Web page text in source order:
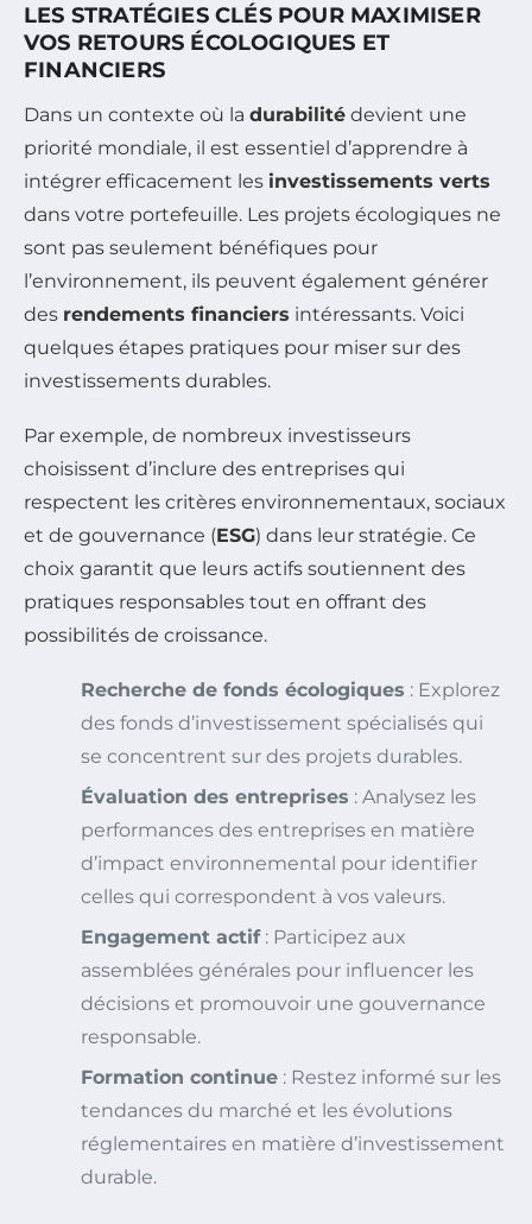
LES STRATÉGIES CLÉS POUR MAXIMISER
VOS RETOURS ÉCOLOGIQUES ET
FINANCIERS
Dans un contexte où la durabilité devient une
priorité mondiale, il est essentiel d’apprendre à
intégrer efficacement les investissements verts
dans votre portefeuille. Les projets écologiques ne
sont pas seulement bénéfiques pour
l’environnement, ils peuvent également générer
des rendements financiers intéressants. Voici
quelques étapes pratiques pour miser sur des
investissements durables.
Par exemple, de nombreux investisseurs
choisissent d’inclure des entreprises qui
respectent les critères environnementaux, sociaux
et de gouvernance (ESG) dans leur stratégie. Ce
choix garantit que leurs actifs soutiennent des
pratiques responsables tout en offrant des
possibilités de croissance.
Recherche de fonds écologiques : Explorez
des fonds d’investissement spécialisés qui
se concentrent sur des projets durables.
Évaluation des entreprises : Analysez les
performances des entreprises en matière
d’impact environnemental pour identifier
celles qui correspondent à vos valeurs.
Engagement actif: Participez aux
assemblées générales pour influencer les
décisions et promouvoir une gouvernance
responsable.
Formation continue : Restez informé sur les
tendances du marché et les évolutions
réglementaires en matière d’investissement
durable.